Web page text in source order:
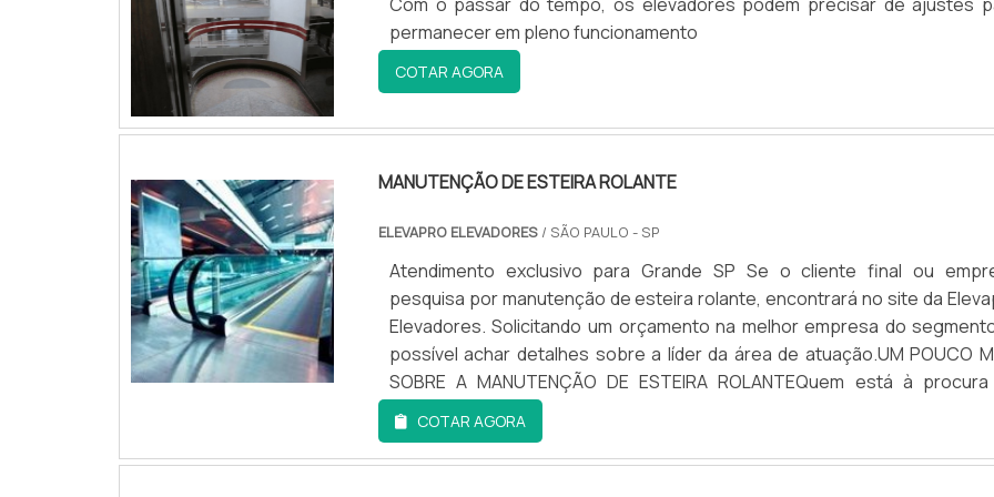
permanecer em pleno funcionamento
COTAR AGORA
MANUTENÇÃO DE ESTEIRA ROLANTE
ELEVAPRO ELEVADORES/ SÃO PAULO - SP
Atendimento exclusivo para Grande SP Se o cliente final ou
pesquisa por manutenção de esteira rolante, encontrará no site da
Elevadores. Solicitando um orçamento na melhor empresa do
possível achar detalhes sobre a líder da área de atuação.UM POUCO
SOBRE A MANUTENÇÃO DE ESTEIRA ROLANTEQuem está à
manutenção de esteira rolante em uma empresa inovadora, descobre o
da Elevapro Elevadores. Com grande know-how focado em
modernização e instalação de elevadores e escadas rolantes, a
COTAR AGORA